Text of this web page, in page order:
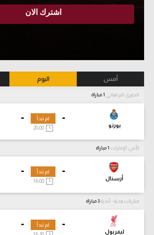
أمس اليوم
الدوري البرتغالي
-
بورتو
- لم تبدأ
كأس الإمارات
-
أرسنال
- لم تبدأ
مباريات ودية - أندية
-
ليفربول
- لم تبدأ